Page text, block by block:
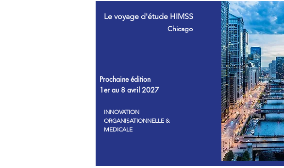
Le voyage d'étude HIMSS
Chicago
Prochaine édition
1er au 8 avril 2027
INNOVATION
ORGANISATIONNELLE &
MEDICALE